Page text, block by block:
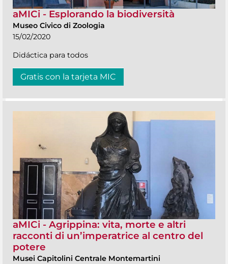
aMICi - Esplorando la biodiversità
Museo Civico di Zoologia
15/02/2020
Didáctica para todos
Gratis con la tarjeta MIC
aMICi - Agrippina: vita, morte e altri
racconti di un’imperatrice al centro del
potere
Musei Capitolini Centrale Montemartini